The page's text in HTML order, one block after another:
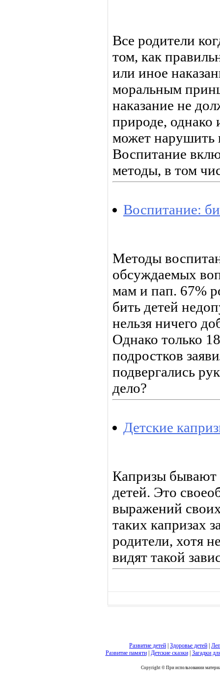
Все родители
том, как
или иное
моральным
наказание не
природе, однако
может нарушить
Воспитание
методы, в том
Воспитание:
Методы
обсуждаемых
мам и пап. 67%
бить детей
нельзя ничего
Однако только
подростков
подвергались
дело?
Детские
Капризы бывают
детей. Это
выражений
таких капризах
родители, хотя
видят такой
Развитие детей Здоровье детей
Развитие памяти| Детские сказки| Загадки
Copyright © При использовании